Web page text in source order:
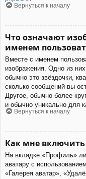
Вернуться к началу
Что означают
именем
Вместе с именем
изображения. Одно из
обычно это звёздочки,
сколько сообщений вы
Другое, обычно более
и обычно уникально для
Вернуться к началу
Как мне
На вкладке «Профиль»
аватару с
«Галерея аватар»,